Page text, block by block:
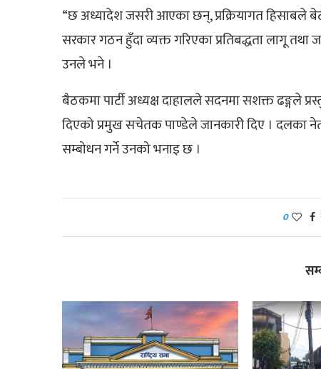
“छ अध्यादेश जसरी आएका छन्, प्रक्रियागत हिसाबले
सरकार गठन हुँदा व्यक्त गरिएका प्रतिबद्धता लागू
उनले भने ।
बैठकमा पार्टी अध्यक्ष दाहालले सदनमा सशक्त ढङ्गले
दिएको प्रमुख सचेतक पाण्डेले जानकारी दिए । दलका
सम्बोधन गर्ने उनको भनाइ छ ।
0